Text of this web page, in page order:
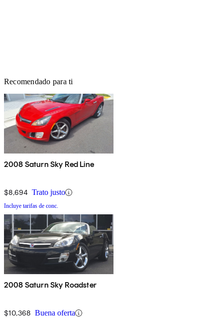
Recomendado para ti
2008 Saturn Sky Red Line
$8,694 Trato justo
Incluye tarifas de conc.
2008 Saturn Sky Roadster
$10,368 Buena oferta